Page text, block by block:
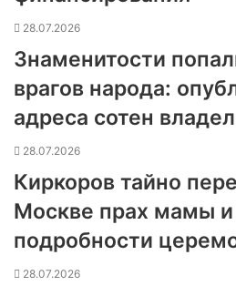
28.07.2026
Знаменитости
врагов народа:
адреса сотен
28.07.2026
Киркоров тайно
Москве прах мамы
подробности
28.07.2026